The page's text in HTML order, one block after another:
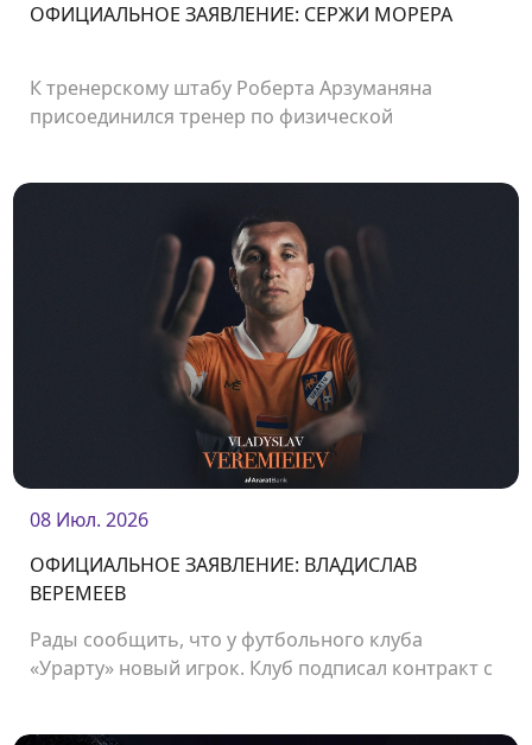
ОФИЦИАЛЬНОЕ ЗАЯВЛЕНИЕ: СЕРЖИ МОРЕРА
К тренерскому штабу Роберта Арзуманяна
присоединился тренер по физической
08 Июл. 2026
ОФИЦИАЛЬНОЕ ЗАЯВЛЕНИЕ: ВЛАДИСЛАВ
ВЕРЕМЕЕВ
Рады сообщить, что у футбольного клуба
«Урарту» новый игрок. Клуб подписал контракт с